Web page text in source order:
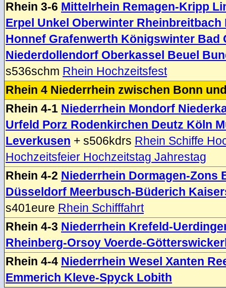
Rhein 3-6 Mittelrhein Remagen-Kripp
Erpel Unkel Oberwinter Rheinbreitbach
Honnef Grafenwerth Königswinter Bad
Niederdollendorf Oberkassel Beuel
s536schm Rhein Hochzeitsfest
Rhein 4 Niederrhein zwischen Bonn
Rhein 4-1 Niederrhein Mondorf
Urfeld Porz Rodenkirchen Deutz Köln
Leverkusen + s506kdrs Rhein Schiffe
Hochzeitsfeier Hochzeitstag Jahrestag
Rhein 4-2 Niederrhein Dormagen-Zons
Düsseldorf Meerbusch-Büderich
s401eure Rhein Schifffahrt
Rhein 4-3 Niederrhein Krefeld-
Rheinberg-Orsoy Voerde-
Rhein 4-4 Niederrhein Wesel Xanten
Emmerich Kleve-Spyck Lobith